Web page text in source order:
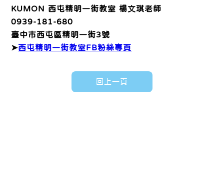
KUMON 西屯精明一街教室 楊文琪老師
0939-181-680
臺中市西屯區精明一街3號
➤西屯精明一街教室FB粉絲專頁